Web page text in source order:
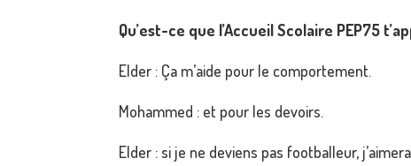
Qu’est-ce que l’Accueil Scolaire PEP75
Elder : Ça m’aide pour le comportement.
Mohammed : et pour les devoirs.
Elder : si je ne deviens pas footballeur,